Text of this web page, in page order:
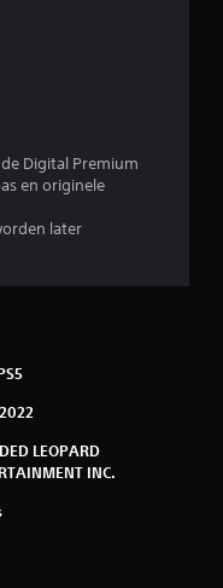
Digital Premium
en originele
later
LEOPARD
INC.